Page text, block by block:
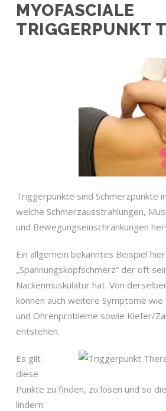
MYOFASCIALE
TRIGGERPUNKT
Triggerpunkte sind Schmerzpunkte
welche Schmerzausstrahlungen,
und Bewegungseinschränkungen
Ein allgemein bekanntes Beispiel
„Spannungskopfschmerz“ der oft
Nackenmuskulatur hat. Von
können auch weitere Symptome wie
und Ohrenprobleme sowie Kiefer/
entstehen.
Es gilt
diese
Punkte zu finden, zu lösen und so
lindern.